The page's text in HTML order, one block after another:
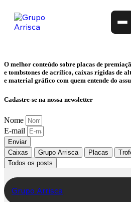
O melhor conteúdo sobre placas de
e tombstones de acrílico, caixas rígidas de
e material gráfico com quem entende do
Cadastre-se na nossa newsletter
Nome
E-mail
Enviar
Caixas
Grupo Arrisca Placas
Todos os posts
Grupo Arrisca